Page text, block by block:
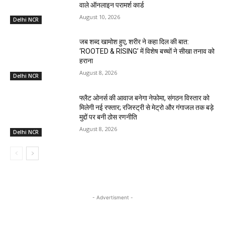
Delhi NCR
वाले ऑनलाइन परामर्श कार्ड
August 10, 2026
Delhi NCR
जब शब्द खामोश हुए, शरीर ने कहा दिल की बात:
‘ROOTED & RISING’ में विशेष बच्चों ने सीखा तनाव को
हराना
August 8, 2026
Delhi NCR
फ्लैट ओनर्स की आवाज बनेगा नेफोमा, संगठन विस्तार को
मिलेगी नई रफ्तार; रजिस्ट्री से मेट्रो और गंगाजल तक बड़े
मुद्दों पर बनी ठोस रणनीति
August 8, 2026
- Advertisment -